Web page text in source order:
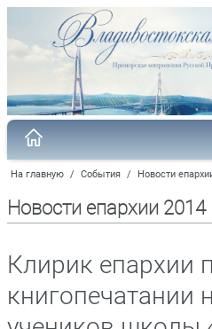
На главную / События / Новости
Новости епархии 2014
Клирик епархии
книгопечатании